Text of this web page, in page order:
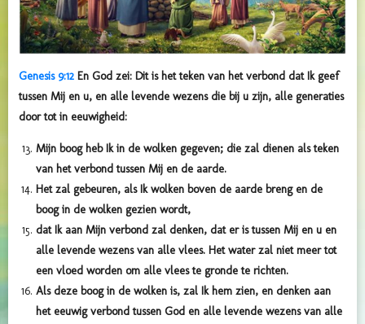
Genesis 9:12 En God zei: Dit is het teken van het verbond dat Ik geef
tussen Mij en u, en alle levende wezens die bij u zijn, alle generaties
door tot in eeuwigheid:
Mijn boog heb Ik in de wolken gegeven; die zal dienen als teken
van het verbond tussen Mij en de aarde.
Het zal gebeuren, als Ik wolken boven de aarde breng en de
boog in de wolken gezien wordt,
dat Ik aan Mijn verbond zal denken, dat er is tussen Mij en u en
alle levende wezens van alle vlees. Het water zal niet meer tot
een vloed worden om alle vlees te gronde te richten.
Als deze boog in de wolken is, zal Ik hem zien, en denken aan
het eeuwig verbond tussen God en alle levende wezens van alle